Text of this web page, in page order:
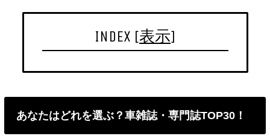
INDEX [表示]
あなたはどれを選ぶ？車雑誌・専門誌TOP30！